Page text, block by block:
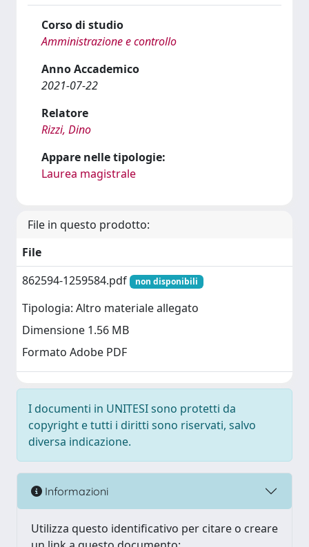
Corso di studio
Amministrazione e controllo
Anno Accademico
2021-07-22
Relatore
Rizzi, Dino
Appare nelle tipologie:
Laurea magistrale
File in questo prodotto:
File
862594-1259584.pdf
non disponibili
Tipologia: Altro materiale allegato
Dimensione 1.56 MB
Formato Adobe PDF
I documenti in UNITESI sono protetti da
copyright e tutti i diritti sono riservati, salvo
diversa indicazione.
Informazioni
Utilizza questo identificativo per citare o creare